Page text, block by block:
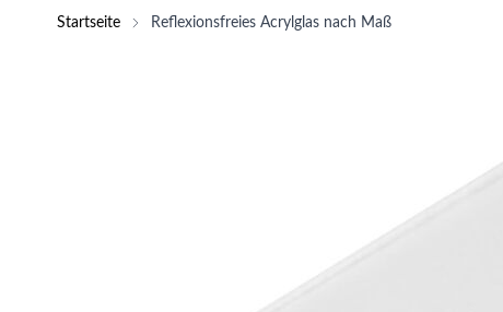
Startseite Reflexionsfreies Acrylglas nach Maß